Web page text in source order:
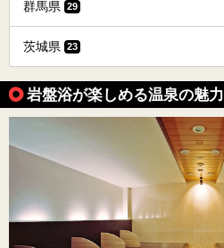
群馬県 29
茨城県 23
岩盤浴が楽しめる温泉の魅力